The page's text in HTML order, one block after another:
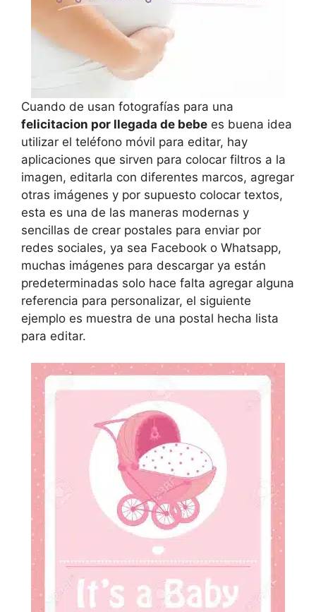
Cuando de usan fotografías para una
felicitacion por llegada de bebe es buena idea
utilizar el teléfono móvil para editar, hay
aplicaciones que sirven para colocar filtros a la
imagen, editarla con diferentes marcos, agregar
otras imágenes y por supuesto colocar textos,
esta es una de las maneras modernas y
sencillas de crear postales para enviar por
redes sociales, ya sea Facebook o Whatsapp,
muchas imágenes para descargar ya están
predeterminadas solo hace falta agregar alguna
referencia para personalizar, el siguiente
ejemplo es muestra de una postal hecha lista
para editar.